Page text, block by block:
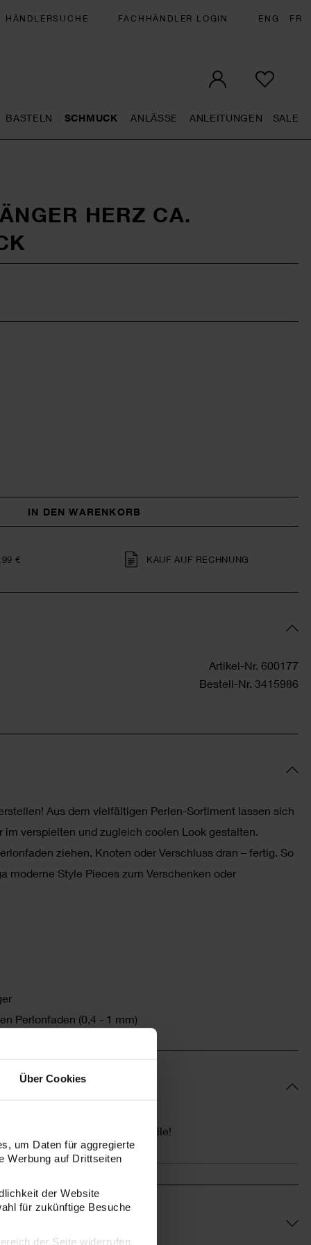
Über Cookies
um Daten für aggregierte
Werbung auf Drittseiten
der Website
für zukünftige Besuche
der Seite widerrufen
HÄNDLERSUCHE FACHHÄNDLER LOGIN ENG FR
BASTELN SCHMUCK ANLÄSSE ANLEITUNGEN SALE
HERZ CA.
IN DEN WARENKORB
€ KAUF AUF RECHNUNG
Artikel-Nr. 600177
Bestell-Nr. 3415986
Aus dem vielfältigen Perlen-Sortiment lassen sich
verspielten und zugleich coolen Look gestalten.
ziehen, Knoten oder Verschluss dran – fertig. So
moderne Style Pieces zum Verschenken oder
Perlonfaden (0,4 - 1 mm)
Verschluckbare Kleinteile!